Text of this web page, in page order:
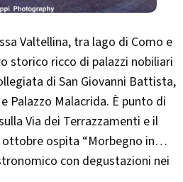
Valtellina, tra lago di Como e
storico ricco di palazzi nobiliari
di San Giovanni Battista,
Palazzo Malacrida. È punto di
Via dei Terrazzamenti e il
ospita “Morbegno in
con degustazioni nei